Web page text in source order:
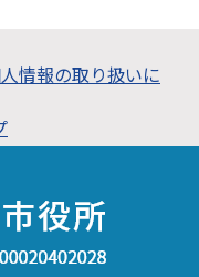
情報の取り扱いに